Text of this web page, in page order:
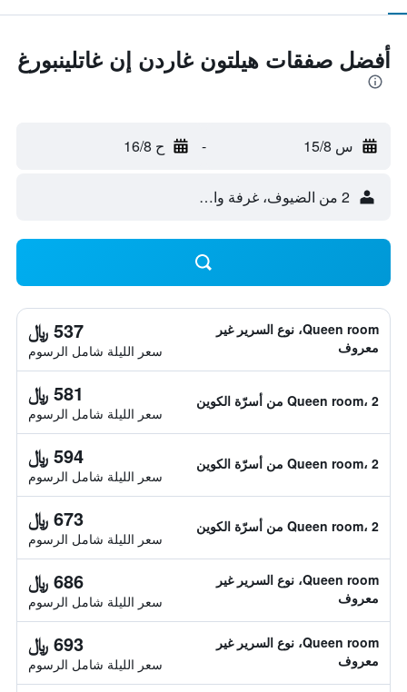
أفضل صفقات هيلتون غاردن إن غاتلينبورغ
س 15/8 - ح 16/8
2 من الضيوف، غرفة واحدة
Queen room، نوع السرير غير
معروف
537 ﷼
سعر الليلة شامل الرسوم
Queen room، 2 من أسرّة الكوين 581 ﷼
سعر الليلة شامل الرسوم
Queen room، 2 من أسرّة الكوين 594 ﷼
سعر الليلة شامل الرسوم
Queen room، 2 من أسرّة الكوين 673 ﷼
سعر الليلة شامل الرسوم
Queen room، نوع السرير غير
معروف
686 ﷼
سعر الليلة شامل الرسوم
Queen room، نوع السرير غير
معروف
693 ﷼
سعر الليلة شامل الرسوم